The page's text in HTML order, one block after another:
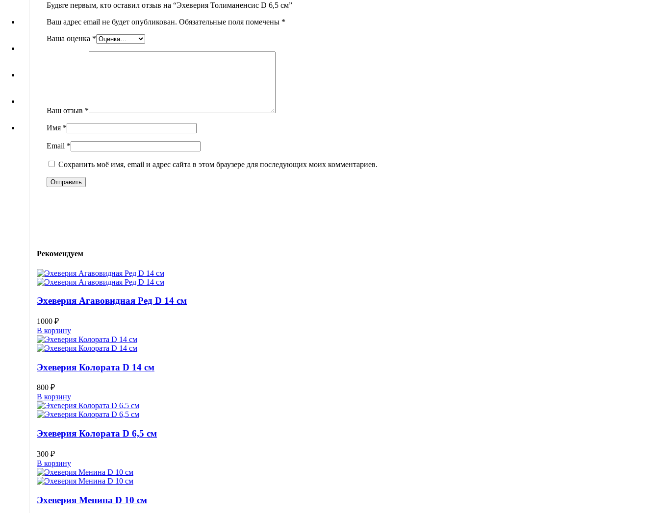
Будьте первым, кто оставил отзыв на “Эхеверия Толиманенсис D 6,5 см”
Ваш адрес email не будет опубликован. Обязательные поля помечены *
Ваша оценка *
Ваш отзыв *
Имя *
Email *
Сохранить моё имя, email и адрес сайта в этом браузере для последующих моих комментариев.
Рекомендуем
Эхеверия Агавовидная Ред D 14 см
1000 ₽
В корзину
Эхеверия Колората D 14 см
800 ₽
В корзину
Эхеверия Колората D 6,5 см
300 ₽
В корзину
Эхеверия Менина D 10 см